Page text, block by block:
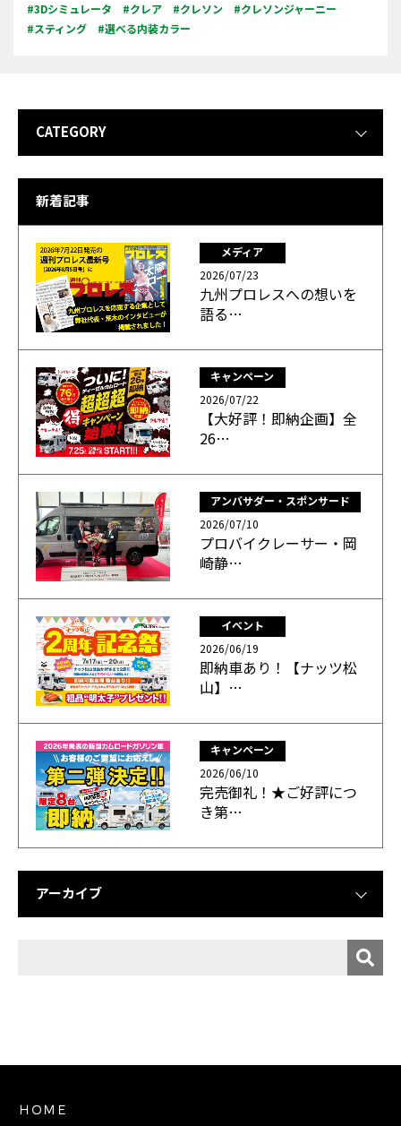
#3Dシミュレータ #クレア #クレソン
#クレソンジャーニー
#スティング
#選べる内装カラー
CATEGORY
新着記事
メディア
2026/07/23
九州プロレスへの想いを
語る…
キャンペーン
2026/07/22
【大好評！即納企画】全
26…
アンバサダー・スポンサード
2026/07/10
プロバイクレーサー・岡
崎静…
イベント
2026/06/19
即納車あり！【ナッツ松
山】…
キャンペーン
2026/06/10
完売御礼！★ご好評につ
き第…
アーカイブ
ＨＯＭＥ